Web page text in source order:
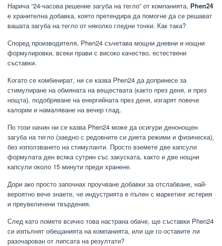
Нарича “24-часова решение загуба на тегло” от компанията, Phen24
е хранителна добавка, която претендира да помогне да се решават
вашата загуба на тегло от няколко гледни точки. Как така?
Според производителя, Phen24 съчетава мощни дневни и нощни
формулировки, всеки прави с високо качество, естествени
съставки.
Когато се комбинират, ни се казва Phen24 да допринесе за
стимулиране на обмяната на веществата (както през деня, и през
нощта), подобряване на енергийната през деня, изгарят повече
калории и намаляване на вечер глад.
По този начин ни се казва Phen24 може да осигури денонощен
загуба на тегло (заедно с редовните си диета режими и физическа),
без използването на стимуланти. Просто вземете две капсули
формулата ден всяка сутрин със закуската, както и две нощни
капсули около 15 минути преди хранене.
Дори ако просто започнах проучване добавки за отслабване, най-
вероятно вече знаете, че индустрията е пълен с маркетинг истерия
и преувеличени твърдения.
След като помете всичко това настрана обаче, ще съставки Phen24
си изпълнят обещанията на компанията, или ще го оставите ли
разочарован от липсата на резултати?